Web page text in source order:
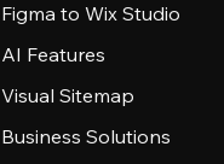
Figma to Wix Studio
AI Features
Visual Sitemap
Business Solutions